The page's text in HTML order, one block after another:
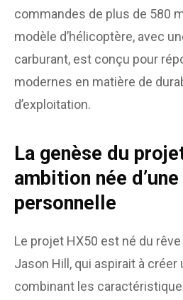
commandes de plus de 580
modèle d’hélicoptère, avec
carburant, est conçu pour
modernes en matière de
d’exploitation.
La genèse du
ambition née
personnelle
Le projet HX50 est né du rêve
Jason Hill, qui aspirait à créer
combinant les